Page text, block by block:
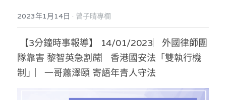
美西媒體謊言實錄
宏福‧革新
宏福苑聽證會
宏福火災正視聽
港聞
中國
國際
2023年1月14日 · 曾子晴專欄
隊靠害 黎智英急割蓆︳香港國安法「雙執行機
制」︳一哥蕭澤頤 寄語年青人守法